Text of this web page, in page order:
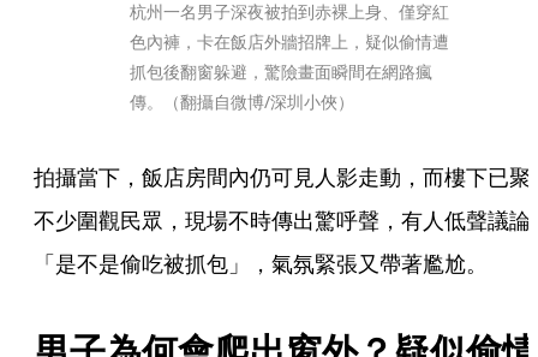
杭州一名男子深夜被拍到赤裸上身、僅穿紅
色內褲，卡在飯店外牆招牌上，疑似偷情遭
抓包後翻窗躲避，驚險畫面瞬間在網路瘋
傳。（翻攝自微博/深圳小俠）
拍攝當下，飯店房間內仍可見人影走動，而樓下已聚
不少圍觀民眾，現場不時傳出驚呼聲，有人低聲議論
「是不是偷吃被抓包」，氣氛緊張又帶著尷尬。